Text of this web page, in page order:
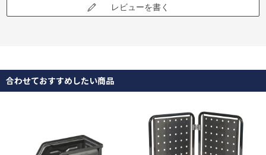
レビューを書く
合わせておすすめしたい商品